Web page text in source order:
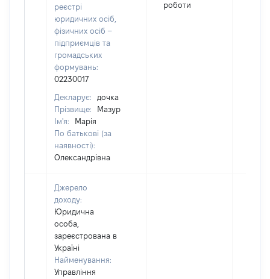
реєстрі
юридичних осіб,
фізичних осіб –
підприємців та
громадських
формувань:
02230017
Декларує:
дочка
Прізвище:
Мазур
Ім'я:
Марія
По батькові (за
наявності):
Олександрівна
роботи
Джерело
доходу:
Юридична
особа,
зареєстрована в
Україні
Найменування:
Управління